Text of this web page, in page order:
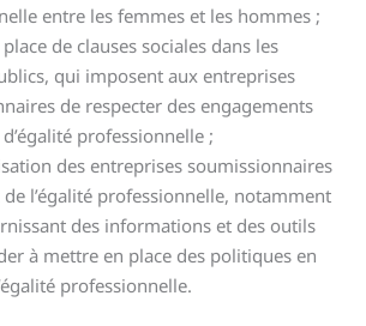
entre les femmes et les hommes ;
de clauses sociales dans les
qui imposent aux entreprises
de respecter des engagements
professionnelle ;
des entreprises soumissionnaires
l’égalité professionnelle, notamment
des informations et des outils
à mettre en place des politiques en
professionnelle.